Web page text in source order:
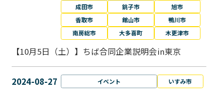
成田市
銚子市
旭市
香取市
館山市
鴨川市
南房総市
大多喜町 木更津市
【10月5日（土）】ちば合同企業説明会in東京
2024-08-27 イベント いすみ市